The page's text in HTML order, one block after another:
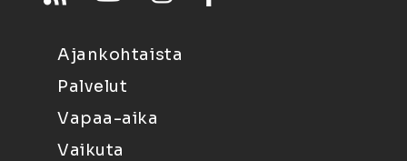
Ajankohtaista
Palvelut
Vapaa-aika
Vaikuta